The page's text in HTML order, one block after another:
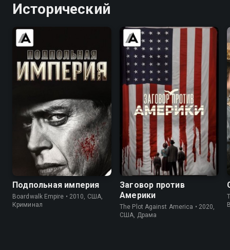
Исторический
8.6
Подпольная империя
Boardwalk Empire • 2010, США,
Криминал
6.7 7.3
Заговор против
Америки
The Plot Against America • 2020,
США, Драма